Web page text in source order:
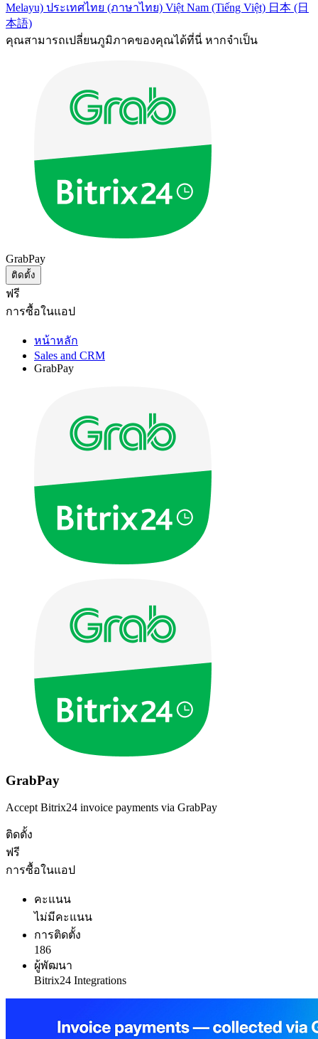
Melayu) ประเทศไทย (ภาษาไทย) Việt Nam (Tiếng Việt) 日本 (日
本語)
คุณสามารถเปลี่ยนภูมิภาคของคุณได้ที่นี่ หากจำเป็น
GrabPay
ติดตั้ง
ฟรี
การซื้อในแอป
หน้าหลัก
Sales and CRM
GrabPay
GrabPay
Accept Bitrix24 invoice payments via GrabPay
ติดตั้ง
ฟรี
การซื้อในแอป
คะแนน
ไม่มีคะแนน
การติดตั้ง
186
ผู้พัฒนา
Bitrix24 Integrations